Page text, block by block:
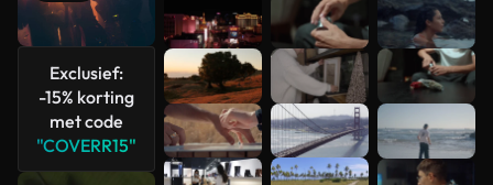
Exclusief:
-15% korting
met code
"COVERR15"
Meer
bekijken